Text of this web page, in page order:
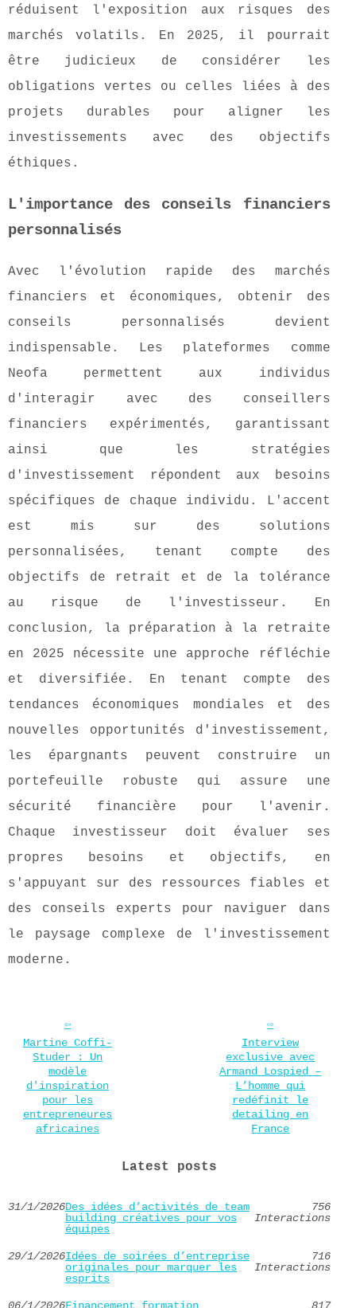
réduisent l'exposition aux risques des
marchés volatils. En 2025, il pourrait
être judicieux de considérer les
obligations vertes ou celles liées à des
projets durables pour aligner les
investissements avec des objectifs
éthiques.
L'importance des conseils financiers
personnalisés
Avec l'évolution rapide des marchés
financiers et économiques, obtenir des
conseils personnalisés devient
indispensable. Les plateformes comme
Neofa permettent aux individus
d'interagir avec des conseillers
financiers expérimentés, garantissant
ainsi que les stratégies
d'investissement répondent aux besoins
spécifiques de chaque individu. L'accent
est mis sur des solutions
personnalisées, tenant compte des
objectifs de retrait et de la tolérance
au risque de l'investisseur. En
conclusion, la préparation à la retraite
en 2025 nécessite une approche réfléchie
et diversifiée. En tenant compte des
tendances économiques mondiales et des
nouvelles opportunités d'investissement,
les épargnants peuvent construire un
portefeuille robuste qui assure une
sécurité financière pour l'avenir.
Chaque investisseur doit évaluer ses
propres besoins et objectifs, en
s'appuyant sur des ressources fiables et
des conseils experts pour naviguer dans
le paysage complexe de l'investissement
moderne.
Martine Coffi-
Studer : Un
modèle
d'inspiration
pour les
entrepreneures
africaines
Interview
exclusive avec
Armand Lospied –
L’homme qui
redéfinit le
detailing en
France
Latest posts
31/1/2026Des idées d’activités de team
building créatives pour vos
équipes
756
Interactions
29/1/2026Idées de soirées d’entreprise
originales pour marquer les
esprits
716
Interactions